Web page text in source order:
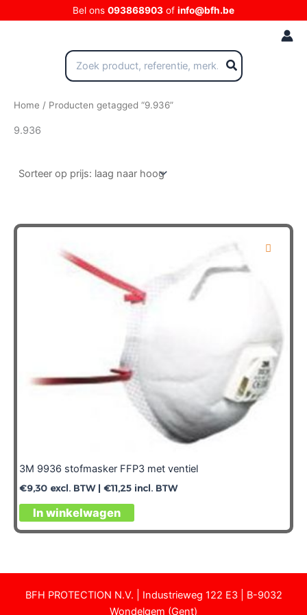
naar
Bel ons 093868903 of info@bfh.be
Zoeken
naar:
Home / Producten getagged “9.936”
9.936
3M 9936 stofmasker FFP3 met ventiel
€9,30 excl. BTW | €11,25 incl. BTW
In winkelwagen
BFH PROTECTION N.V. | Industrieweg 122 E3 | B-9032
Wondelgem (Gent)